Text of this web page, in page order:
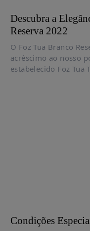
Descubra a
Reserva 2022
O Foz Tua Branco
acréscimo ao nosso
estabelecido Foz Tua
Condições